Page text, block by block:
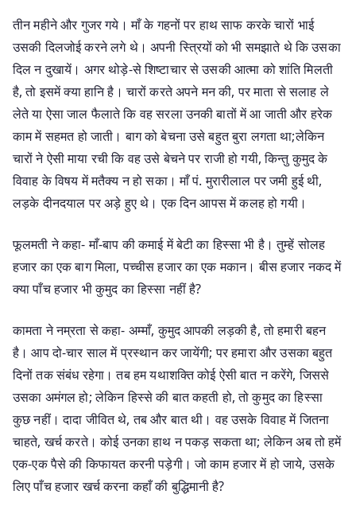
तीन महीने और गुजर गये। माँ के गहनों पर हाथ साफ करके चारों भाई
उसकी दिलजोई करने लगे थे। अपनी स्त्रियों को भी समझाते थे कि उसका
दिल न दुखायें। अगर थोड़े-से शिष्टाचार से उसकी आत्मा को शांति मिलती
है, तो इसमें क्या हानि है। चारों करते अपने मन की, पर माता से सलाह ले
लेते या ऐसा जाल फैलाते कि वह सरला उनकी बातों में आ जाती और हरेक
काम में सहमत हो जाती। बाग को बेचना उसे बहुत बुरा लगता था;लेकिन
चारों ने ऐसी माया रची कि वह उसे बेचने पर राजी हो गयी, किन्तु कुमुद के
विवाह के विषय में मतैक्य न हो सका। माँ पं. मुरारीलाल पर जमी हुई थी,
लड़के दीनदयाल पर अड़े हुए थे। एक दिन आपस में कलह हो गयी।
फूलमती ने कहा- माँ-बाप की कमाई में बेटी का हिस्सा भी है। तुम्हें सोलह
हजार का एक बाग मिला, पच्चीस हजार का एक मकान। बीस हजार नकद में
क्या पाँच हजार भी कुमुद का हिस्सा नहीं है?
कामता ने नम्रता से कहा- अम्माँ, कुमुद आपकी लड़की है, तो हमारी बहन
है। आप दो-चार साल में प्रस्थान कर जायेंगी; पर हमारा और उसका बहुत
दिनों तक संबंध रहेगा। तब हम यथाशक्ति कोई ऐसी बात न करेंगे, जिससे
उसका अमंगल हो; लेकिन हिस्से की बात कहती हो, तो कुमुद का हिस्सा
कुछ नहीं। दादा जीवित थे, तब और बात थी। वह उसके विवाह में जितना
चाहते, खर्च करते। कोई उनका हाथ न पकड़ सकता था; लेकिन अब तो हमें
एक-एक पैसे की किफायत करनी पड़ेगी। जो काम हजार में हो जाये, उसके
लिए पाँच हजार खर्च करना कहाँ की बुद्धिमानी है?